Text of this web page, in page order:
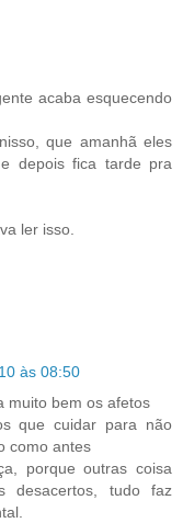
acaba esquecendo
que amanhã eles
depois fica tarde pra
ler isso.
às 08:50
muito bem os afetos
que cuidar para não
como antes
porque outras coisa
desacertos, tudo faz